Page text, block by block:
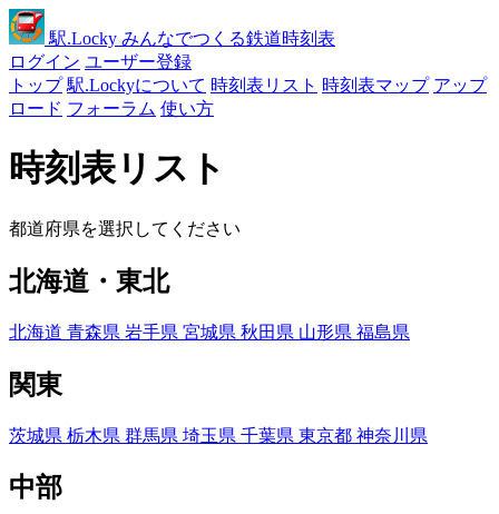
駅.Locky みんなでつくる鉄道時刻表
ログイン ユーザー登録
トップ 駅.Lockyについて 時刻表リスト 時刻表マップ アップ
ロード フォーラム 使い方
時刻表リスト
都道府県を選択してください
北海道・東北
北海道 青森県 岩手県 宮城県 秋田県 山形県 福島県
関東
茨城県 栃木県 群馬県 埼玉県 千葉県 東京都 神奈川県
中部